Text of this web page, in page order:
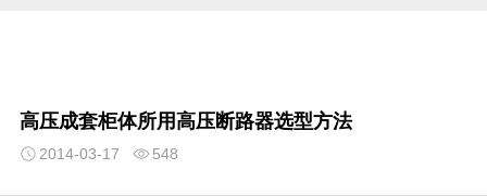
高压成套柜体所用高压断路器选型方法
2014-03-17 548